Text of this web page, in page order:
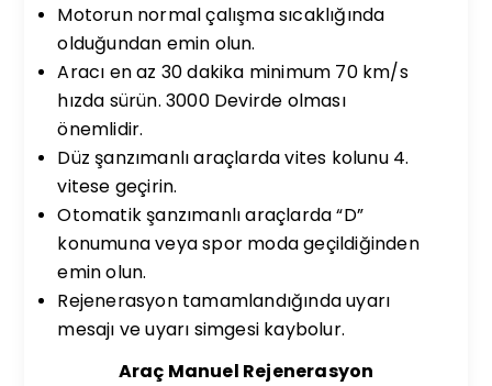
Motorun normal çalışma sıcaklığında
olduğundan emin olun.
Aracı en az 30 dakika minimum 70 km/s
hızda sürün. 3000 Devirde olması
önemlidir.
Düz şanzımanlı araçlarda vites kolunu 4.
vitese geçirin.
Otomatik şanzımanlı araçlarda “D”
konumuna veya spor moda geçildiğinden
emin olun.
Rejenerasyon tamamlandığında uyarı
mesajı ve uyarı simgesi kaybolur.
Araç Manuel Rejenerasyon